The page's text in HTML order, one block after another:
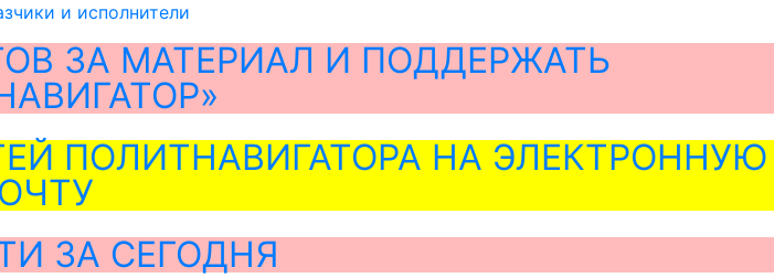
и исполнители
ЗА МАТЕРИАЛ И ПОДДЕРЖАТЬ
ПОЛИТНАВИГАТОРА НА ЭЛЕКТРОННУЮ
ЗА СЕГОДНЯ